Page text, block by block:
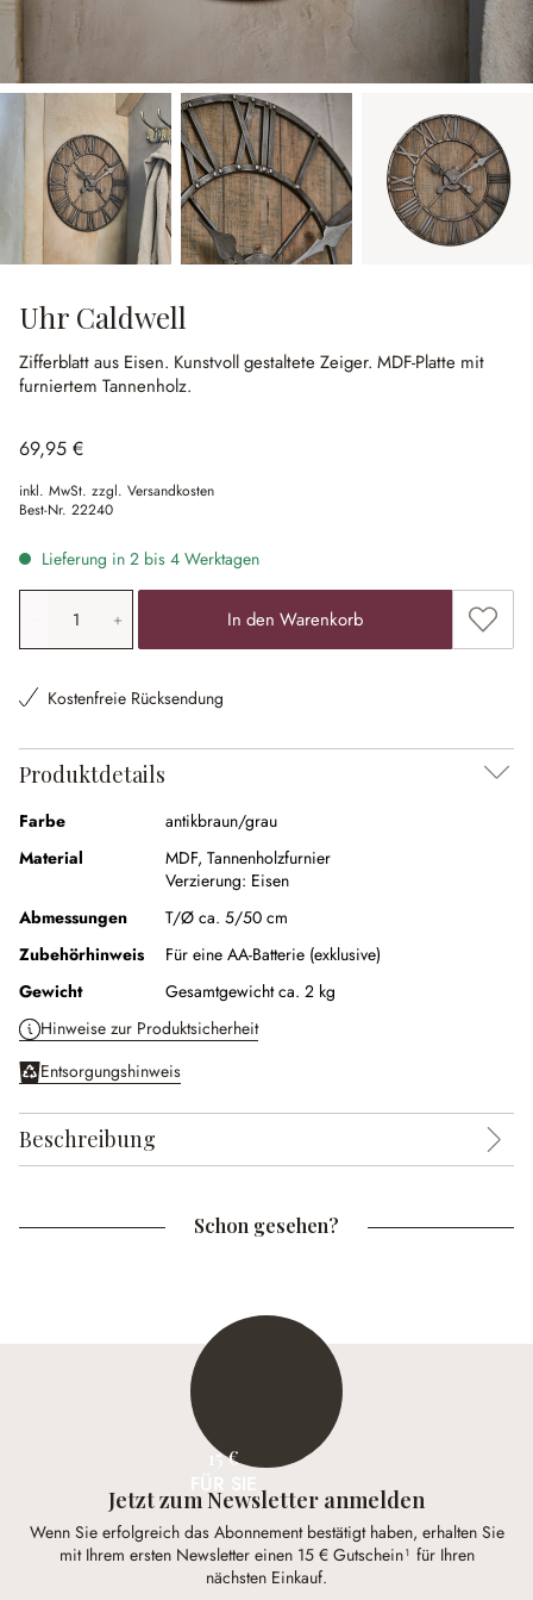
Uhr Caldwell
Zifferblatt aus Eisen. Kunstvoll gestaltete Zeiger. MDF-Platte mit
furniertem Tannenholz.
69,95 €
inkl. MwSt. zzgl. Versandkosten
Best-Nr. 22240
Lieferung in 2 bis 4 Werktagen
Produkt Anzahl: Gib den gewünschten Wert ein oder
In den Warenkorb Zum
Kostenfreie Rücksendung
Produktdetails
Farbe
antikbraun/grau
Material
MDF, Tannenholzfurnier
Verzierung: Eisen
Abmessungen
T/Ø ca. 5/50 cm
Zubehörhinweis
Für eine AA-Batterie (exklusive)
Gewicht
Gesamtgewicht ca. 2 kg
Hinweise zur Produktsicherheit
Entsorgungshinweis
Beschreibung
Schon gesehen?
15 €
Jetzt zum Newsletter anmelden
Wenn Sie erfolgreich das Abonnement bestätigt haben, erhalten Sie
mit Ihrem ersten Newsletter einen 15 € Gutschein¹ für Ihren
nächsten Einkauf.